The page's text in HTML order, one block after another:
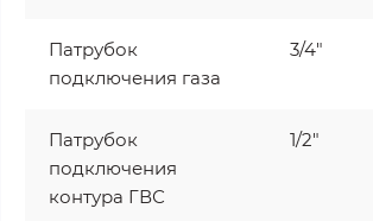
Патрубок
подключения газа
3/4"
Патрубок
подключения
контура ГВС
1/2"